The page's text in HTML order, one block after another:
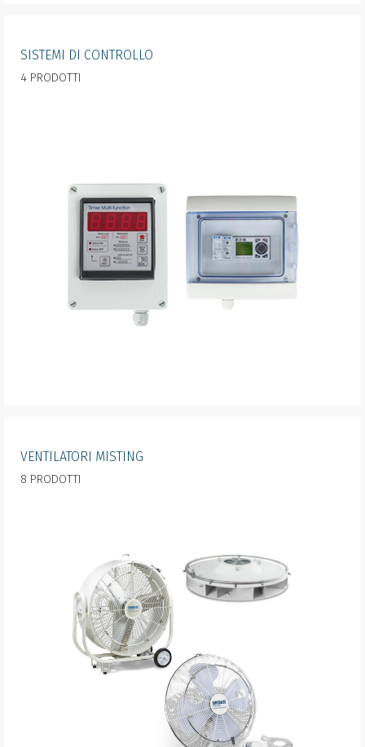
SISTEMI DI CONTROLLO
4 PRODOTTI
VENTILATORI MISTING
8 PRODOTTI